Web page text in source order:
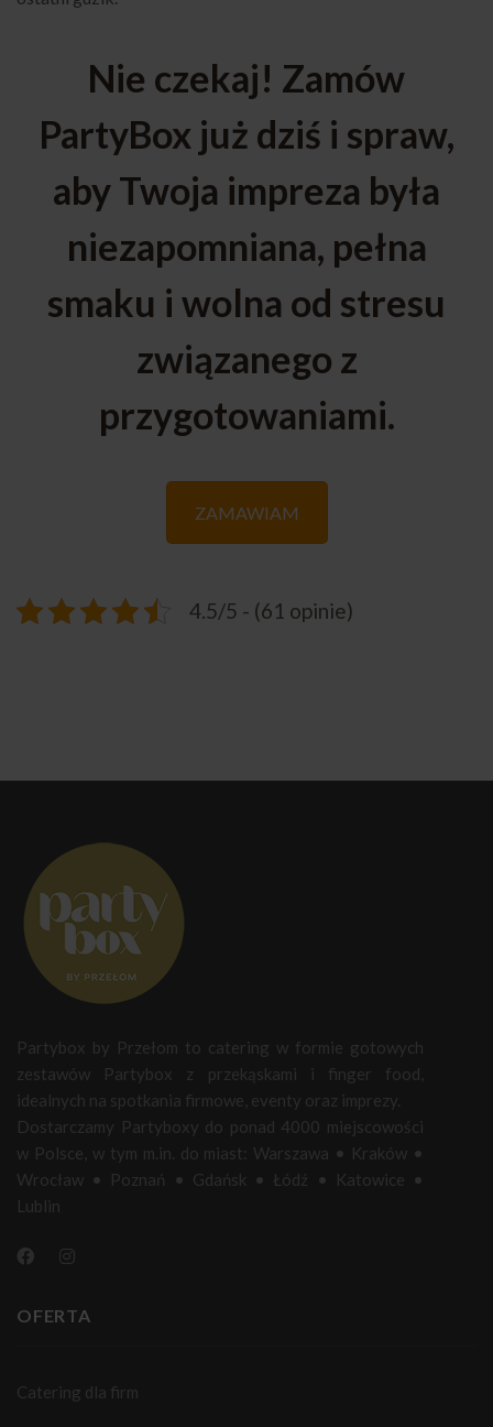
Nie czekaj! Zamów
PartyBox już dziś i spraw,
aby Twoja impreza była
niezapomniana, pełna
smaku i wolna od stresu
związanego z
przygotowaniami.
ZAMAWIAM
4.5/5 - (61 opinie)
Partybox by Przełom to catering w formie gotowych
zestawów Partybox z przekąskami i finger food,
idealnych na spotkania firmowe, eventy oraz imprezy.
Dostarczamy Partyboxy do ponad 4000 miejscowości
w Polsce, w tym m.in. do miast: Warszawa • Kraków •
Wrocław • Poznań • Gdańsk • Łódź • Katowice •
Lublin
OFERTA
Catering dla firm